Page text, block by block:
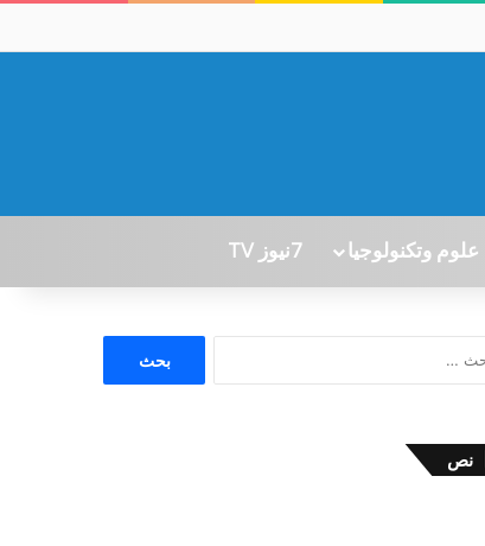
علوم وتكنولوجيا 7نيوز TV
نص